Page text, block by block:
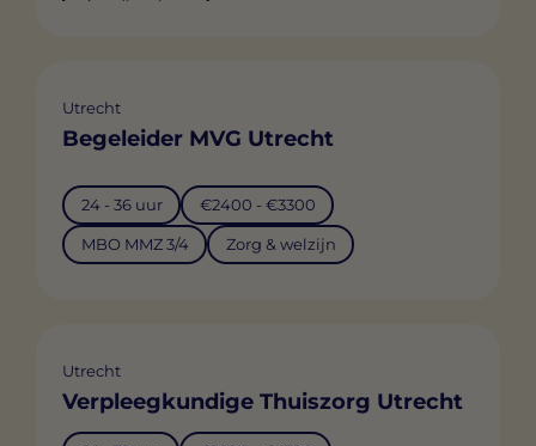
Utrecht
Begeleider MVG Utrecht
24 - 36 uur €2400 - €3300
MBO MMZ 3/4 Zorg & welzijn
Utrecht
Verpleegkundige Thuiszorg Utrecht